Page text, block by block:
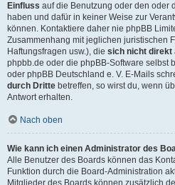
Einfluss auf die Benutzung oder den oder
haben und dafür in keiner Weise zur
können. Kontaktiere daher nie phpBB
Zusammenhang mit jeglichen juristischen
Haftungsfragen usw.), die sich nicht direkt
phpbb.de oder die phpBB-Software selbst
oder phpBB Deutschland e. V. E-Mails
durch Dritte betreffen, so wirst du, wenn
Antwort erhalten.
Nach oben
Wie kann ich einen Administrator des
Alle Benutzer des Boards können das
Funktion durch die Board-Administration
Mitglieder des Boards können zusätzlich